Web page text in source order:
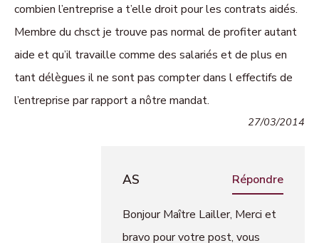
combien l’entreprise a t’elle droit pour les contrats aidés.
Membre du chsct je trouve pas normal de profiter autant
aide et qu’il travaille comme des salariés et de plus en
tant délègues il ne sont pas compter dans l effectifs de
l’entreprise par rapport a nôtre mandat.
27/03/2014
AS Répondre
Bonjour Maître Lailler, Merci et
bravo pour votre post, vous